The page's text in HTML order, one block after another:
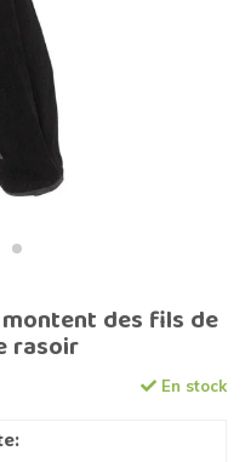
des fils de
rasoir
En stock